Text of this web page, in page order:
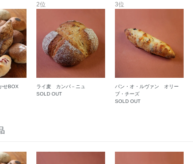
せBOX
2位
ライ麦 カンパ－ニュ
SOLD OUT
3位
パン・オ・ルヴァン オリー
ブ・チーズ
SOLD OUT